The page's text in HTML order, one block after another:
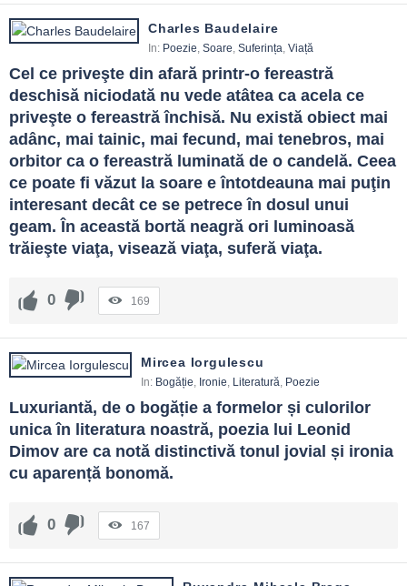
Charles Baudelaire
In: Poezie, Soare, Suferința, Viață
Cel ce priveşte din afară printr-o fereastră
deschisă niciodată nu vede atâtea ca acela ce
priveşte o fereastră închisă. Nu există obiect mai
adânc, mai tainic, mai fecund, mai tenebros, mai
orbitor ca o fereastră luminată de o candelă. Ceea
ce poate fi văzut la soare e întotdeauna mai puţin
interesant decât ce se petrece în dosul unui
geam. În această bortă neagră ori luminoasă
trăieşte viaţa, visează viaţa, suferă viaţa.
0 169
Mircea Iorgulescu
In: Bogăție, Ironie, Literatură, Poezie
Luxuriantă, de o bogăție a formelor și culorilor
unica în literatura noastră, poezia lui Leonid
Dimov are ca notă distinctivă tonul jovial și ironia
cu aparență bonomă.
0 167